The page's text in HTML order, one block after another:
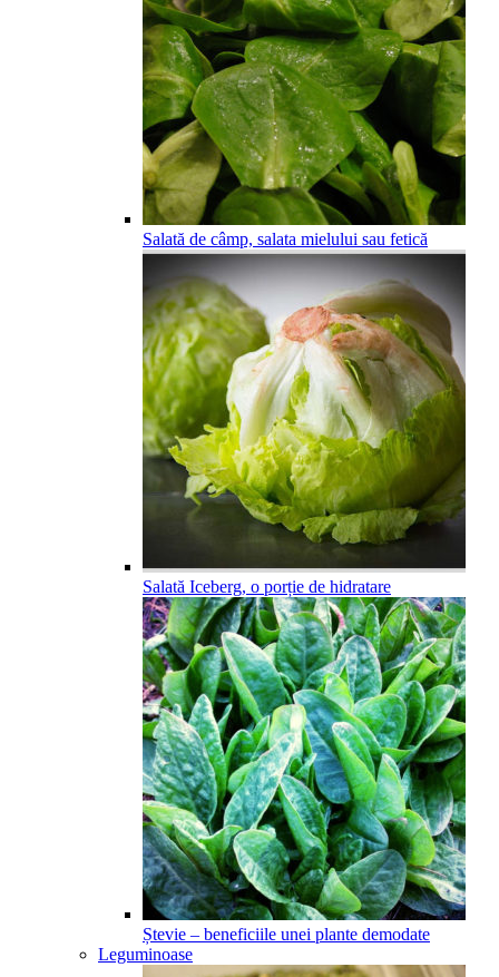
Salată de câmp, salata mielului sau fetică
Salată Iceberg, o porție de hidratare
Ștevie – beneficiile unei plante demodate
Leguminoase